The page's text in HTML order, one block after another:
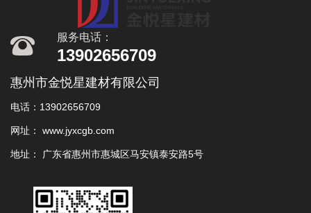
服务电话：
13902656709
惠州市金悦星建材有限公司
电话：13902656709
网址： www.jyxcgb.com
地址： 广东省惠州市惠城区马安镇泰安路5号